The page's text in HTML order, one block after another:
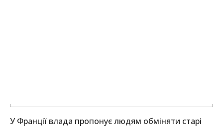
У Франції влада пропонує людям обміняти старі